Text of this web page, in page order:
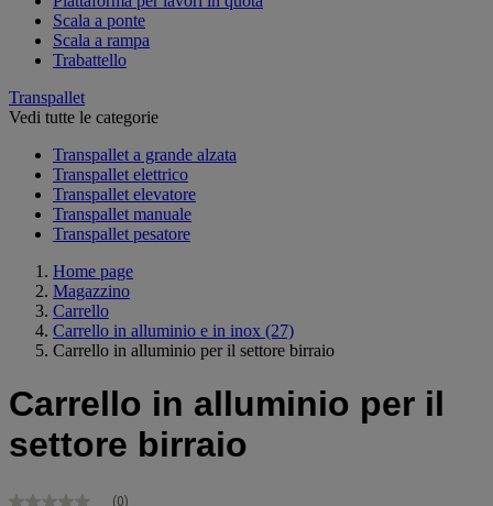
Scala a ponte
Scala a rampa
Trabattello
Transpallet
Vedi tutte le categorie
Transpallet a grande alzata
Transpallet elettrico
Transpallet elevatore
Transpallet manuale
Transpallet pesatore
Home page
Magazzino
Carrello
Carrello in alluminio e in inox (27)
Carrello in alluminio per il settore birraio
Carrello in alluminio per il
settore birraio
(0)